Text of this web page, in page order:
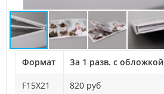
Формат За 1 разв. с обложкой
F15X21 820 руб